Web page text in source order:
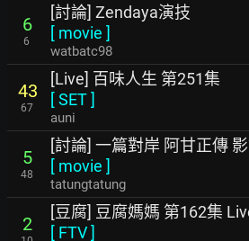
6
6
[討論] Zendaya演技
[ movie ]
watbatc98
43
67
[Live] 百味人生 第251集
[SET]
auni
5
48
[討論] 一篇對岸 阿甘正傳
[ movie ]
tatungtatung
2
[豆腐] 豆腐媽媽 第162集
[ FTV]